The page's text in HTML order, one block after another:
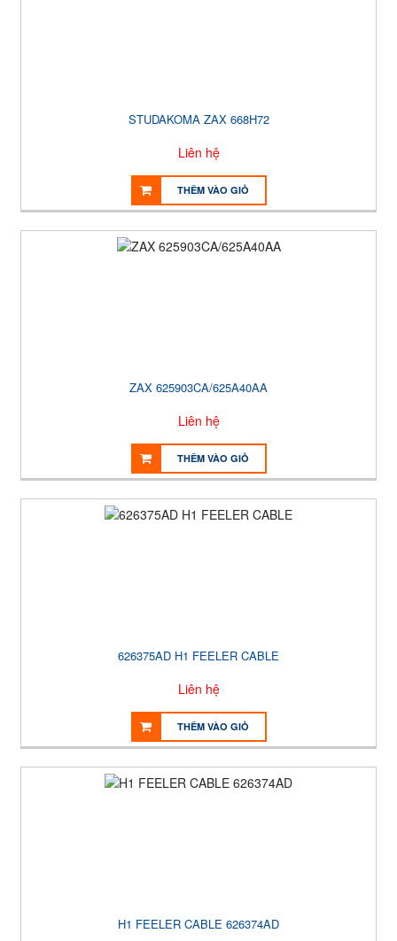
STUDAKOMA ZAX 668H72
Liên hệ
THÊM VÀO GIỎ
ZAX 625903CA/625A40AA
Liên hệ
THÊM VÀO GIỎ
626375AD H1 FEELER CABLE
Liên hệ
THÊM VÀO GIỎ
H1 FEELER CABLE 626374AD